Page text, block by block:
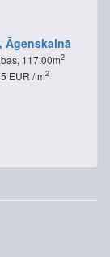
Āgenskalnā
117.00m2
EUR / m2